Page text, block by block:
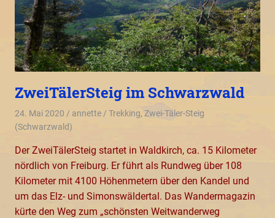
ZweiTälerSteig im Schwarzwald
24. Mai 2020 annette Trekking, Zwei-Täler-Steig
(Schwarzwald)
Der ZweiTälerSteig startet in Waldkirch, ca. 15 Kilometer
nördlich von Freiburg. Er führt als Rundweg über 108
Kilometer mit 4100 Höhenmetern über den Kandel und
um das Elz- und Simonswäldertal. Das Wandermagazin
kürte den Weg zum „schönsten Weitwanderweg